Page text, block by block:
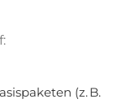
(z. B.